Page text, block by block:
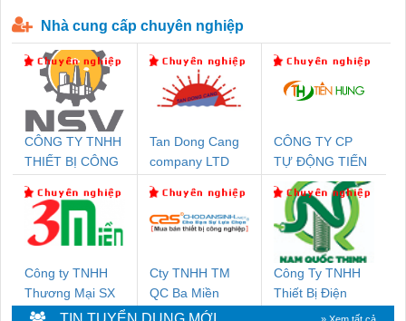
Nhà cung cấp chuyên nghiệp
CÔNG TY TNHH
THIẾT BỊ CÔNG
SETSUBI VIỆT
NAM
Tan Dong Cang
company LTD
CÔNG TY CP
TỰ ĐỘNG TIẾN
HƯNG
Công ty TNHH
Thương Mại SX
Ba Miền
Cty TNHH TM
QC Ba Miền
Công Ty TNHH
Thiết Bị Điện
Nam Quốc Thịnh